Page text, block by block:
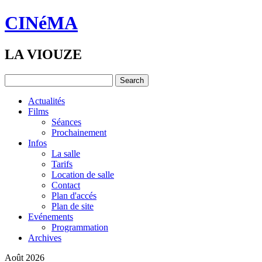
CINéMA
LA VIOUZE
Actualités
Films
Séances
Prochainement
Infos
La salle
Tarifs
Location de salle
Contact
Plan d'accés
Plan de site
Evénements
Programmation
Archives
Août 2026